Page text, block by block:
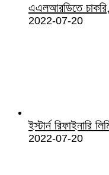
এএলআরডিতে
2022-07-20
ইস্টার্ন রিফাইনারি
2022-07-20